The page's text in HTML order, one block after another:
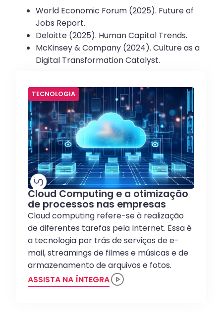
World Economic Forum (2025). Future of
Jobs Report.
Deloitte (2025). Human Capital Trends.
McKinsey & Company (2024). Culture as a
Digital Transformation Catalyst.
TECNOLOGIA
Cloud Computing e a otimização
de processos nas empresas
Cloud computing refere-se à realização
de diferentes tarefas pela Internet. Essa é
a tecnologia por trás de serviços de e-
mail, streamings de filmes e músicas e de
armazenamento de arquivos e fotos.
ASSISTA NA ÍNTEGRA